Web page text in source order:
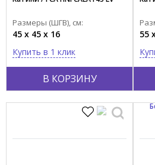
В КОРЗИНУ
Размеры (ШГВ), см:
45 x 45 x 16
Купить в 1 клик
55